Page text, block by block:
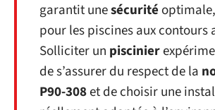
garantit unesécurité
pour les piscines aux contours
Solliciter un piscinier
de s’assurer du respect de la
P90-308et de choisir une